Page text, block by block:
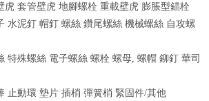
虎 套管壁虎 地腳螺栓 重載壁虎 膨脹型錨栓
水泥釘 帽釘 螺絲 鑽尾螺絲 機械螺絲 自攻螺
特殊螺絲 電子螺絲 螺栓 螺母, 螺帽 鉚釘 華司
止動環 墊片 插梢 彈簧梢 緊固件/其他